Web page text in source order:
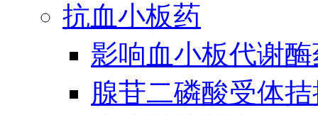
抗血小板药
影响血小板代谢
腺苷二磷酸受体